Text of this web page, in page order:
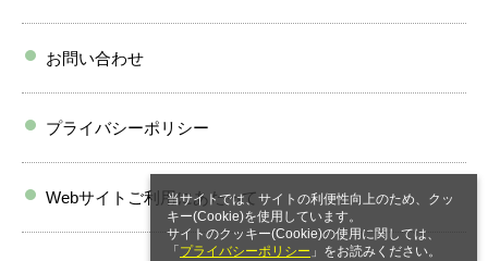
当サイトでは、サイトの利便性向上のため、クッ
キー(Cookie)を使用しています。
サイトのクッキー(Cookie)の使用に関しては、
「 プライバシーポリシー 」をお読みください。
お問い合わせ
プライバシーポリシー
Webサイトご利用にあたって